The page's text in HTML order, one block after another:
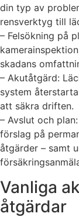
din typ av
rensverktyg till
– Felsökning på
skadans
– Akutåtgärd:
system
att säkra driften.
– Avslut och
förslag på
åtgärder – samt
Vanliga
åtgärdar